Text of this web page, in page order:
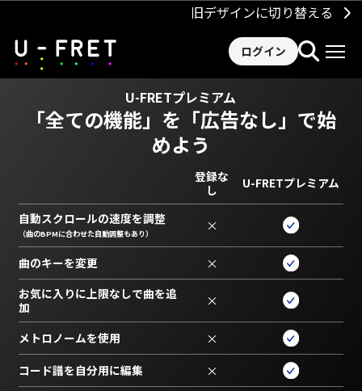
旧デザインに切り替える
ログイン
U-FRETプレミアム
「全ての機能」を 「広告なし」で始
めよう
登録な
し
U-FRETプレミアム
自動スクロールの速度を調整
（曲のBPMに合わせた自動調整もあり） ×
曲のキーを変更 ×
お気に入りに上限なしで曲を追
加
×
メトロノームを使用 ×
コード譜を自分用に編集 ×